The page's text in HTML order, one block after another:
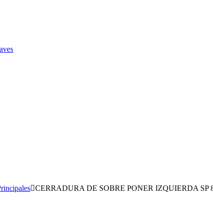
CERRADURA DE SOBRE PONER IZQUIERDA SP